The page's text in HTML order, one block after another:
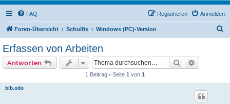
FAQ Anmelden
Registrieren
Foren-Übersicht Schulfix Windows (PC)-Version
Erfassen von Arbeiten
Antworten Suche
1 Beitrag • Seite 1 von 1
bib.odo